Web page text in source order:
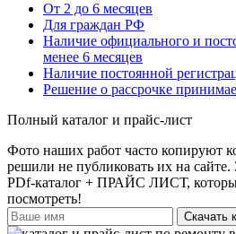
От 2 до 6 месяцев
Для граждан РФ
Наличие официального и
менее 6 месяцев
Наличие постоянной
Решение о рассрочке
Полный каталог и прайс-лист
Фото наших работ часто копируют
решили не публиковать их на сайте.
PDf-каталог + ПРАЙС ЛИСТ,
посмотреть!
Скачать